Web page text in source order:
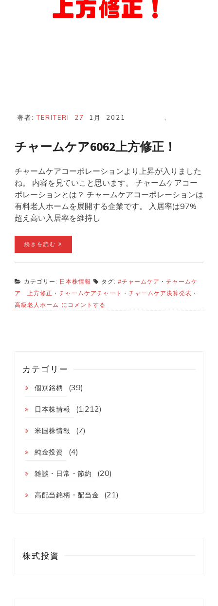
著者:TERITERI 27 1月 2021
チャームケア6062上方修正！
チャームケアコーポレーションより上昇が入りました
ね。 内容を見ていこと思います。 チャームケアコー
ポレーションとは？ チャームケアコーポレーションは
有料老人ホームを展開する企業です。 入居率は97%
超え高い入居率を維持し
続きを読む
カテゴリー: 日本株情報 タグ: #チャームケア ・ チャームケ
ア 上方修正 ・ チャームケアチャート ・ チャームケア決算発表 ・
高級老人ホーム チ
ャ
方
正！
にコメントする
カテゴリー
個別銘柄 (39)
日本株情報 (1,212)
米国株情報 (7)
純金投資 (4)
雑談・日常・節約 (20)
高配当銘柄・配当金 (21)
株式投資